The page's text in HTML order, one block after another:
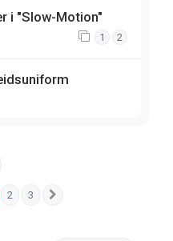
i "Slow-Motion"
1 2
2 3